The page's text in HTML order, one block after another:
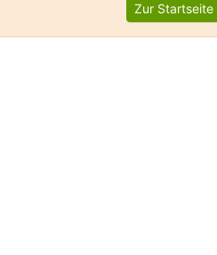
Zur Startseite